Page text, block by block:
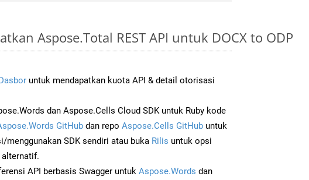
Aspose.Total REST API untuk DOCX to ODP
untuk mendapatkan kuota API & detail otorisasi
dan Aspose.Cells Cloud SDK untuk Ruby kode
GitHub dan repo Aspose.Cells GitHub untuk
menggunakan SDK sendiri atau buka Rilis untuk opsi
alternatif.
API berbasis Swagger untuk Aspose.Words dan